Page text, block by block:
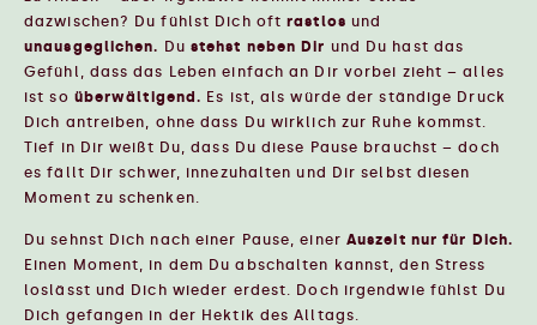
dazwischen? Du fühlst Dich oftrastlos und
unausgeglichen. Du stehst neben Dir und Du hast das
Gefühl, dass das Leben einfach an Dir vorbei zieht – alles
ist so überwältigend. Es ist, als würde der ständige Druck
Dich antreiben, ohne dass Du wirklich zur Ruhe kommst.
Tief in Dir weißt Du, dass Du diese Pause brauchst – doch
es fällt Dir schwer, innezuhalten und Dir selbst diesen
Moment zu schenken.
Du sehnst Dich nach einer Pause, einer Auszeit nur für Dich.
Einen Moment, in dem Du abschalten kannst, den Stress
loslässt und Dich wieder erdest. Doch irgendwie fühlst Du
Dich gefangen in der Hektik des Alltags.